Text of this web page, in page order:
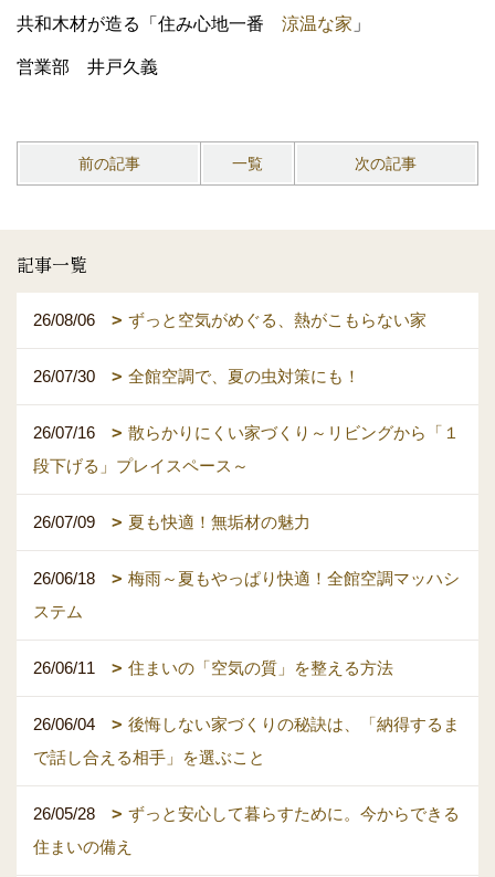
共和木材が造る「住み心地一番 涼温な家 」
営業部 井戸久義
前の記事 一覧 次の記事
記事一覧
26/08/06 ずっと空気がめぐる、熱がこもらない家
26/07/30 全館空調で、夏の虫対策にも！
26/07/16
散らかりにくい家づくり～リビングから「１
段下げる」プレイスペース～
26/07/09 夏も快適！無垢材の魅力
26/06/18
梅雨～夏もやっぱり快適！全館空調マッハシ
ステム
26/06/11 住まいの「空気の質」を整える方法
26/06/04
後悔しない家づくりの秘訣は、「納得するま
で話し合える相手」を選ぶこと
26/05/28
ずっと安心して暮らすために。今からできる
住まいの備え